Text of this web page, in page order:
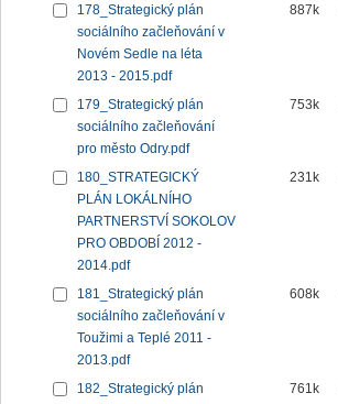
178_Strategický plán
sociálního začleňování v
Novém Sedle na léta
2013 - 2015.pdf
887k
179_Strategický plán
sociálního začleňování
pro město Odry.pdf
753k
180_STRATEGICKÝ
PLÁN LOKÁLNÍHO
PARTNERSTVÍ SOKOLOV
PRO OBDOBÍ 2012 -
2014.pdf
231k
181_Strategický plán
sociálního začleňování v
Toužimi a Teplé 2011 -
2013.pdf
608k
182_Strategický plán
761k